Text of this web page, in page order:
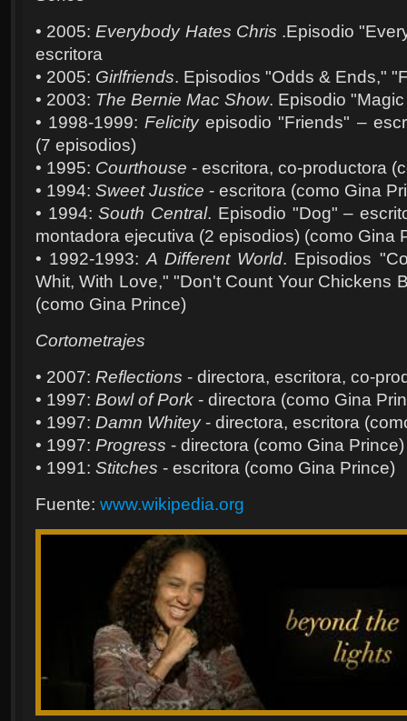
• 2005:Everybody Hates Chris .Episodio
escritora
• 2005: Girlfriends. Episodios "Odds & Ends,"
• 2003: The Bernie Mac Show. Episodio
• 1998-1999:Felicityepisodio "Friends" –
(7 episodios)
• 1995: Courthouse - escritora, co-productora
• 1994: Sweet Justice - escritora (como Gina
• 1994:South Central. Episodio "Dog" –
montadora ejecutiva (2 episodios) (como Gina
• 1992-1993:A Different World. Episodios
Whit, With Love," "Don't Count Your Chickens
(como Gina Prince)
Cortometrajes
• 2007: Reflections - directora, escritora, co-
• 1997: Bowl of Pork - directora (como Gina
• 1997: Damn Whitey- directora, escritora
• 1997: Progress - directora (como Gina Prince)
• 1991: Stitches - escritora (como Gina Prince)
Fuente: www.wikipedia.org